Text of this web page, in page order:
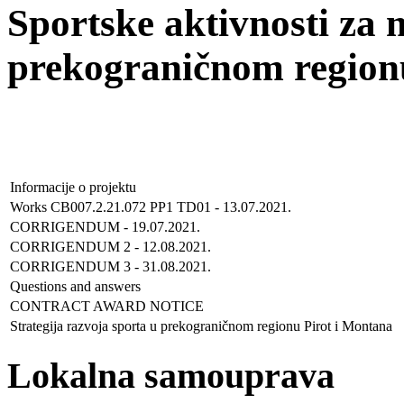
Sportske aktivnosti za
prekograničnom
Informacije o projektu
Works CB007.2.21.072 PP1 TD01 - 13.07.2021.
CORRIGENDUM - 19.07.2021.
CORRIGENDUM 2 - 12.08.2021.
CORRIGENDUM 3 - 31.08.2021.
Questions and answers
CONTRACT AWARD NOTICE
Strategija razvoja sporta u prekograničnom regionu Pirot i Montana
Lokalna samouprava